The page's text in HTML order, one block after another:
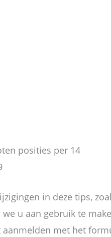
posities per 14
in deze tips,
u aan gebruik te
met het